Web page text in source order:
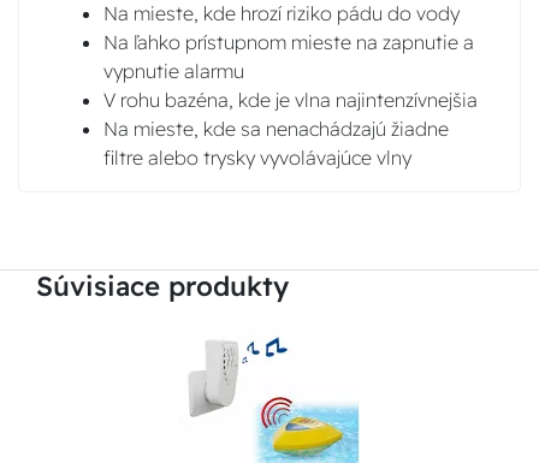
Na mieste, kde hrozí riziko pádu do vody
Na ľahko prístupnom mieste na zapnutie a
vypnutie alarmu
V rohu bazéna, kde je vlna najintenzívnejšia
Na mieste, kde sa nenachádzajú žiadne
filtre alebo trysky vyvolávajúce vlny
Súvisiace produkty